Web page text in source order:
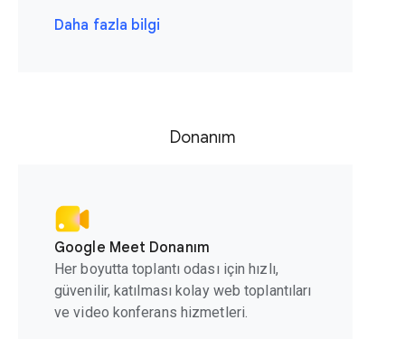
Daha fazla bilgi
Donanım
Google Meet Donanım
Her boyutta toplantı odası için hızlı,
güvenilir, katılması kolay web toplantıları
ve video konferans hizmetleri.